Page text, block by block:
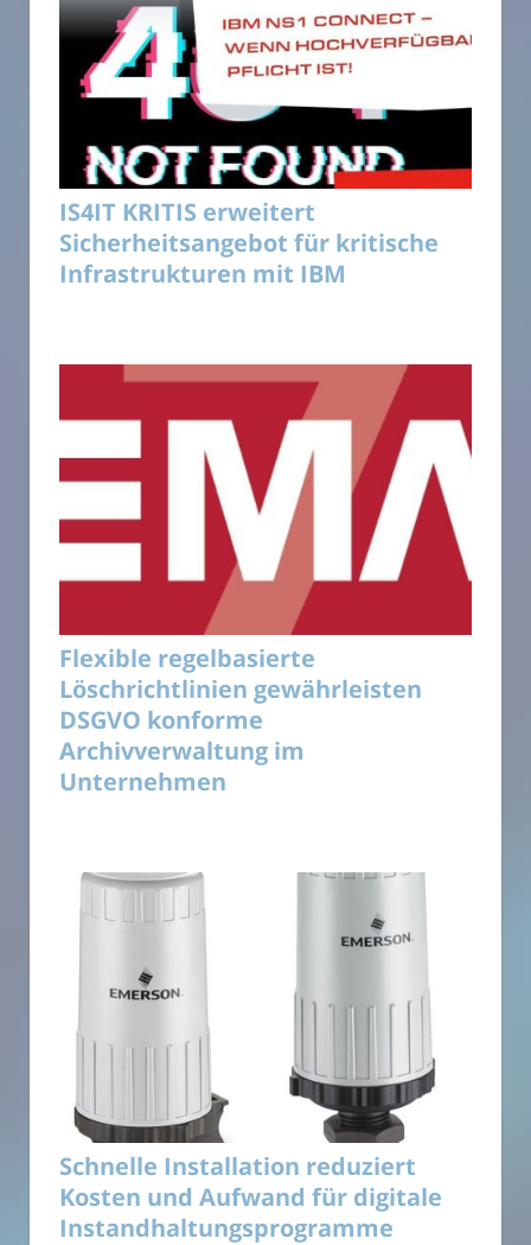
IS4IT KRITIS erweitert
Sicherheitsangebot für kritische
Infrastrukturen mit IBM
Flexible regelbasierte
Löschrichtlinien gewährleisten
DSGVO konforme
Archivverwaltung im
Unternehmen
Schnelle Installation reduziert
Kosten und Aufwand für digitale
Instandhaltungsprogramme